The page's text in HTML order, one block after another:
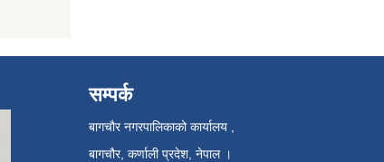
सम्पर्क
बागचौर नगरपालिकाको कार्यालय ,
बागचौर, कर्णाली प्रदेश, नेपाल ।